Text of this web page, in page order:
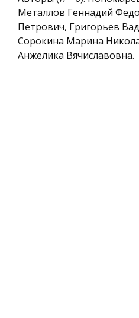
Металлов Геннадий
Петрович, Григорьев
Сорокина Марина
Анжелика Вячиславовна.